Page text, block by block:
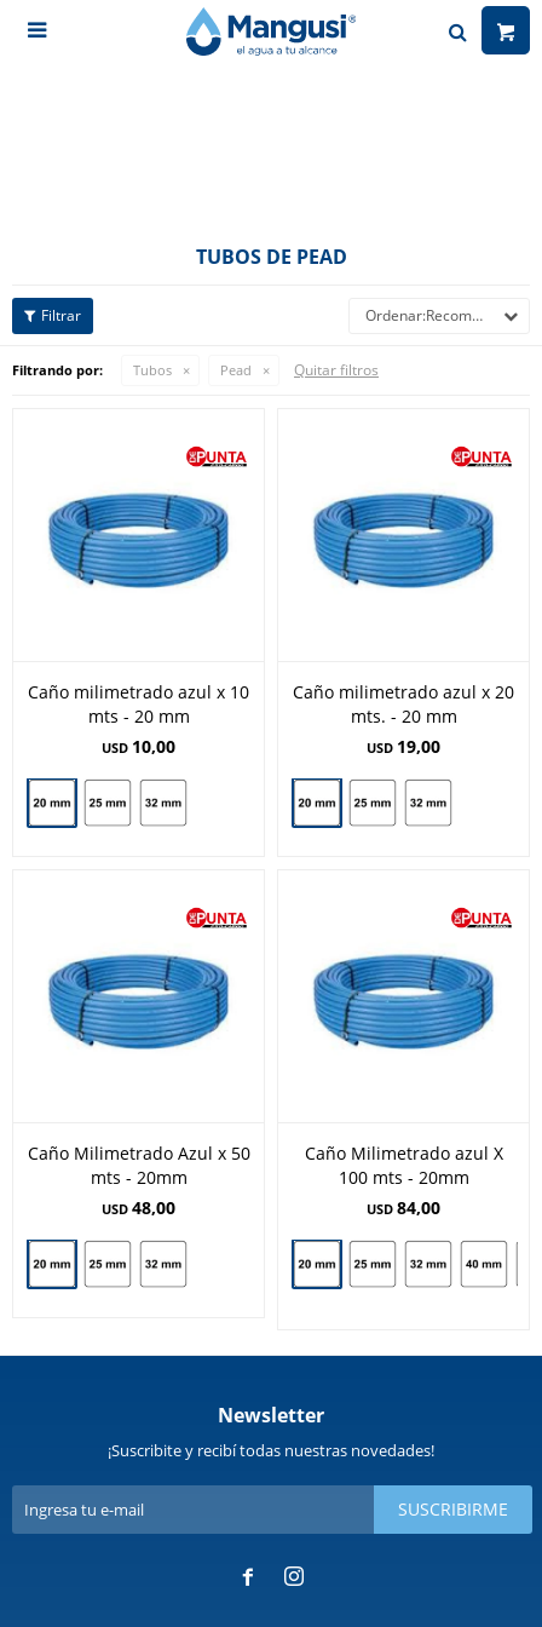

TUBOS DE PEAD
Recomendados
Filtrando por: Tubos Pead Quitar filtros
Caño milimetrado azul x 10
mts - 20 mm
USD 10,00
Caño milimetrado azul x 20
mts. - 20 mm
USD 19,00
Caño Milimetrado Azul x 50
mts - 20mm
USD 48,00
Caño Milimetrado azul X
100 mts - 20mm
USD 84,00
Newsletter
¡Suscribite y recibí todas nuestras novedades!
SUSCRIBIRME
 